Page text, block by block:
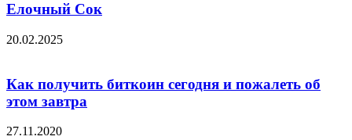
Елочный Сок
20.02.2025
Как получить биткоин сегодня и пожалеть об
этом завтра
27.11.2020